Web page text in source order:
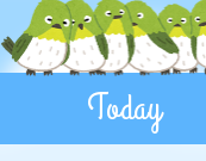
Today